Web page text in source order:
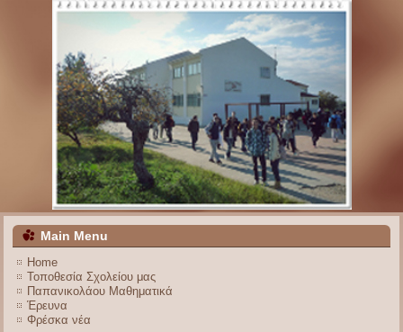
Main Menu
Home
Τοποθεσία Σχολείου μας
Παπανικολάου Μαθηματικά
Έρευνα
Φρέσκα νέα